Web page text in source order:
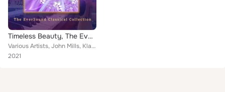
Timeless Beauty, The Eversound Classical Collection
Various Artists, John Mills, Klaus Hastermann, John Adorney, Zephyr, Stuart Hoffman, Ron Clearfield
2021